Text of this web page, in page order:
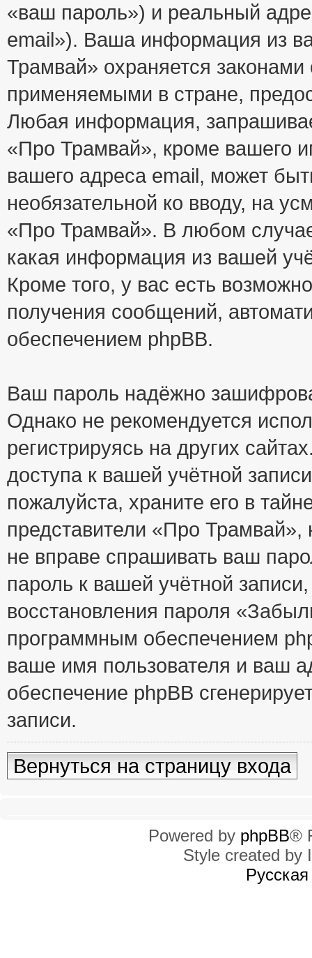
«ваш пароль») и реальный
email»). Ваша информация из
Трамвай» охраняется
применяемыми в стране,
Любая информация,
«Про Трамвай», кроме вашего
вашего адреса email, может
необязательной ко вводу, на
«Про Трамвай». В любом
какая информация из вашей
Кроме того, у вас есть
получения сообщений,
обеспечением phpBB.
Ваш пароль надёжно
Однако не рекомендуется
регистрируясь на других
доступа к вашей учётной
пожалуйста, храните его в
представители «Про Трамвай»,
не вправе спрашивать ваш
пароль к вашей учётной
восстановления пароля
программным обеспечением
ваше имя пользователя и ваш
обеспечение phpBB
записи.
Вернуться на страницу входа
Powered by phpBB®
Style created by